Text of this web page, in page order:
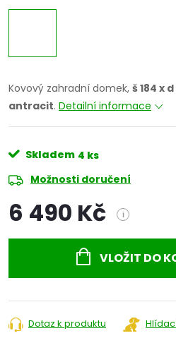
Kovový zahradní domek, š 184 x
antracit. Detailní informace
Skladem 4 ks
Možnosti doručení
6 490 Kč i
VLOŽIT DO
Dotaz k produktu